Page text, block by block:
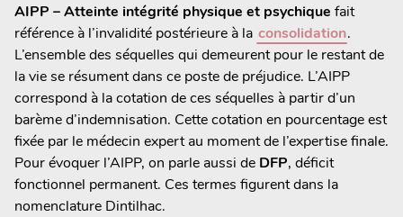
AIPP – Atteinte intégrité physique et psychique fait
référence à l’invalidité postérieure à la consolidation.
L’ensemble des séquelles qui demeurent pour le restant de
la vie se résument dans ce poste de préjudice. L’AIPP
correspond à la cotation de ces séquelles à partir d’un
barème d’indemnisation. Cette cotation en pourcentage est
fixée par le médecin expert au moment de l’expertise finale.
Pour évoquer l’AIPP, on parle aussi de DFP, déficit
fonctionnel permanent. Ces termes figurent dans la
nomenclature Dintilhac.